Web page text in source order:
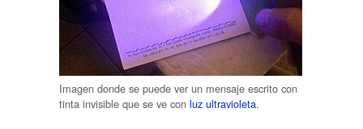
Imagen donde se puede ver un mensaje escrito con
tinta invisible que se ve con luz ultravioleta.